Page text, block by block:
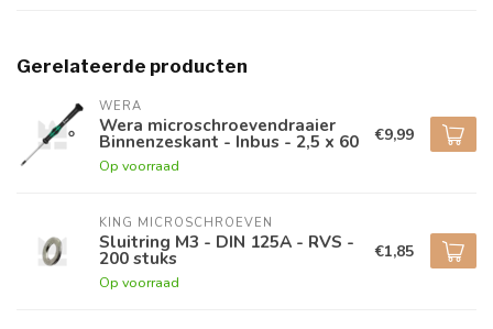
Gerelateerde producten
WERA
Wera microschroevendraaier
Binnenzeskant - Inbus - 2,5 x 60
Op voorraad
€9,99
KING MICROSCHROEVEN
Sluitring M3 - DIN 125A - RVS -
200 stuks
Op voorraad
€1,85